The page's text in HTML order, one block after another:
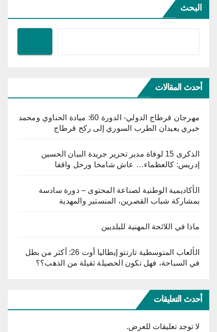
البحث
أحدث المقالات
مهرجان قرطاج الدولي- الدورة 60: ميادة الحناوي ومحمد
خيري يعيدان الطرب السوري إلى ركح قرطاج
الذكرى 15 لوفاة مدير تحرير جريدة البيان الحسين
إدريس: كالعظماء… عاش شامخا ورحل واقفا
الأكاديمية الوطنية لصناعة المحتوى – دورة سادسة
بمشاركة شباب القصرين، المنستير والمهدية
ماذا في اللائحة المهنية للبلديين
الألعاب المتوسطية تارنتو إيطاليا أوت 26: أكثر من بطل
في السباحة، فهل تكون الحصيلة ثقيلة من الذهب؟؟
أحدث التعليقات
لا توجد تعليقات للعرض.